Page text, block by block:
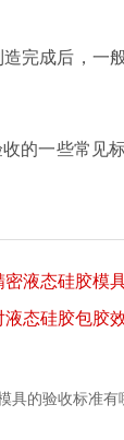
完成后，一
的一些常见
液态硅胶模
态硅胶包胶
具的验收标准有